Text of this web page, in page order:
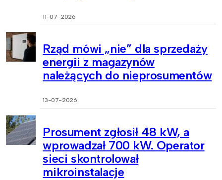
11-07-2026
Rząd mówi „nie” dla sprzedaży
energii z magazynów
należących do nieprosumentów
13-07-2026
Prosument zgłosił 48 kW, a
wprowadzał 700 kW. Operator
sieci skontrolował
mikroinstalacje